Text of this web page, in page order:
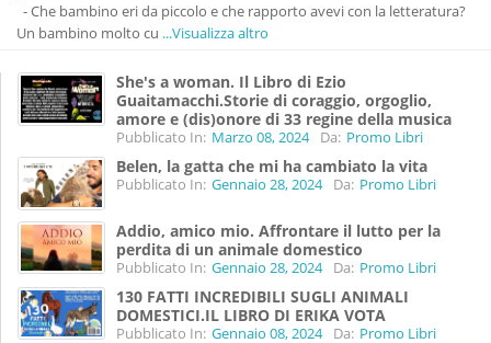
- Che bambino eri da piccolo e che rapporto avevi con la letteratura?
Un bambino molto cu ...Visualizza altro
She's a woman. Il Libro di Ezio
Guaitamacchi.Storie di coraggio, orgoglio,
amore e (dis)onore di 33 regine della musica
Pubblicato In: Marzo 08, 2024 Da: Promo Libri
Belen, la gatta che mi ha cambiato la vita
Pubblicato In: Gennaio 28, 2024 Da: Promo Libri
Addio, amico mio. Affrontare il lutto per la
perdita di un animale domestico
Pubblicato In: Gennaio 28, 2024 Da: Promo Libri
130 FATTI INCREDIBILI SUGLI ANIMALI
DOMESTICI.IL LIBRO DI ERIKA VOTA
Pubblicato In: Gennaio 08, 2024 Da: Promo Libri